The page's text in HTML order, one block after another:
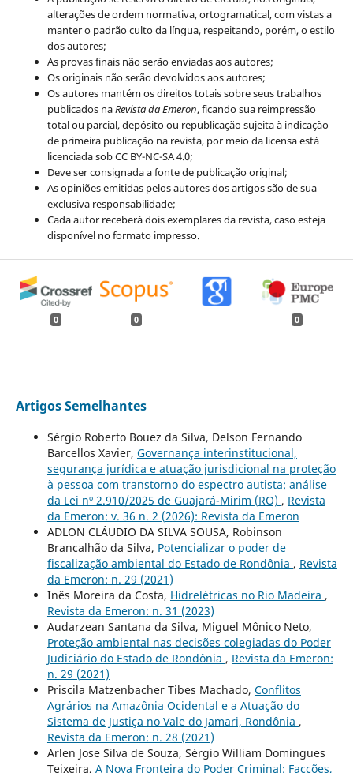
alterações de ordem normativa, ortogramatical, com vistas a
manter o padrão culto da língua, respeitando, porém, o estilo
dos autores;
As provas finais não serão enviadas aos autores;
Os originais não serão devolvidos aos autores;
Os autores mantém os direitos totais sobre seus trabalhos
publicados naRevista da Emeron, ficando sua reimpressão
total ou parcial, depósito ou republicação sujeita à indicação
de primeira publicação na revista, por meio da licensa está
licenciada sob CC BY-NC-SA 4.0;
Deve ser consignada a fonte de publicação original;
As opiniões emitidas pelos autores dos artigos são de sua
exclusiva responsabilidade;
Cada autor receberá dois exemplares da revista, caso esteja
disponível no formato impresso.
0 0 0
Artigos Semelhantes
Sérgio Roberto Bouez da Silva, Delson Fernando
Barcellos Xavier, Governança interinstitucional,
segurança jurídica e atuação jurisdicional na proteção
à pessoa com transtorno do espectro autista: análise
da Lei nº 2.910/2025 de Guajará-Mirim (RO) , Revista
da Emeron: v. 36 n. 2 (2026): Revista da Emeron
ADLON CLÁUDIO DA SILVA SOUSA, Robinson
Brancalhão da Silva, Potencializar o poder de
fiscalização ambiental do Estado de Rondônia , Revista
da Emeron: n. 29 (2021)
Inês Moreira da Costa, Hidrelétricas no Rio Madeira ,
Revista da Emeron: n. 31 (2023)
Audarzean Santana da Silva, Miguel Mônico Neto,
Proteção ambiental nas decisões colegiadas do Poder
Judiciário do Estado de Rondônia , Revista da Emeron:
n. 29 (2021)
Priscila Matzenbacher Tibes Machado, Conflitos
Agrários na Amazônia Ocidental e a Atuação do
Sistema de Justiça no Vale do Jamari, Rondônia ,
Revista da Emeron: n. 28 (2021)
Arlen Jose Silva de Souza, Sérgio William Domingues
Teixeira, A Nova Fronteira do Poder Criminal: Facções,